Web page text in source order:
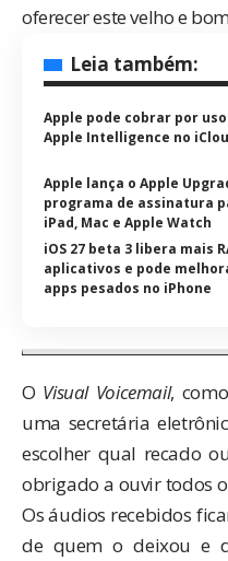
oferecer este velho e
Leia também:
Apple pode cobrar por
Apple Intelligence no
Apple lança o Apple
programa de assinatura
iPad, Mac e Apple Watch
iOS 27 beta 3 libera mais
aplicativos e pode
apps pesados no iPhone
O Visual Voicemail,
uma secretária
escolher qual recado
obrigado a ouvir todos
Os áudios recebidos
de quem o deixou e